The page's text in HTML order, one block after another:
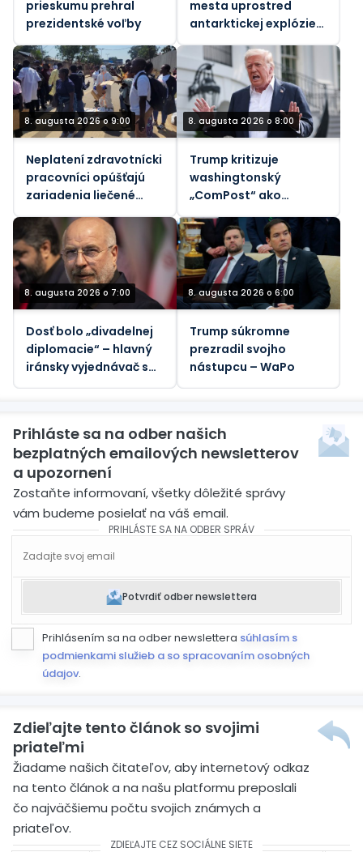
prieskumu prehral
prezidentské voľby
mesta uprostred
antarktickej explózie
(VIDEO)
8. augusta 2026 o 9:00
Neplatení zdravotnícki
pracovníci opúšťajú
zariadenia liečené
ebolou v Konžskej
demokratickej
republike
8. augusta 2026 o 8:00
Trump kritizuje
washingtonský
„ComPost“ ako
„zradný“
8. augusta 2026 o 7:00
Dosť bolo „divadelnej
diplomacie“ – hlavný
iránsky vyjednávač s
8. augusta 2026 o 6:00
Trump súkromne
prezradil svojho
nástupcu – WaPo
Prihláste sa na odber našich
bezplatných emailových newsletterov
a upozornení
Zostaňte informovaní, všetky dôležité správy
vám budeme posielať na váš email.
PRIHLÁSTE SA NA ODBER SPRÁV
Potvrdiť odber newslettera
Prihlásením sa na odber newslettera súhlasím s
podmienkami služieb a so spracovaním osobných
údajov.
Zdieľajte tento článok so svojimi
priateľmi
Žiadame našich čitateľov, aby internetový odkaz
na tento článok a na našu platformu preposlali
čo najväčšiemu počtu svojich známych a
priateľov.
ZDIEĽAJTE CEZ SOCIÁLNE SIETE